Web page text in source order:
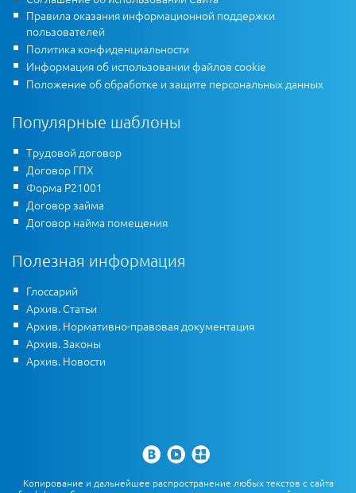
Правила оказания информационной поддержки
пользователей
Политика конфиденциальности
Информация об использовании файлов cookie
Положение об обработке и защите персональных данных
Популярные шаблоны
Трудовой договор
Договор ГПХ
Форма Р21001
Договор займа
Договор найма помещения
Полезная информация
Глоссарий
Архив. Статьи
Архив. Нормативно-правовая документация
Архив. Законы
Архив. Новости
Копирование и дальнейшее распространение любых текстов с сайта